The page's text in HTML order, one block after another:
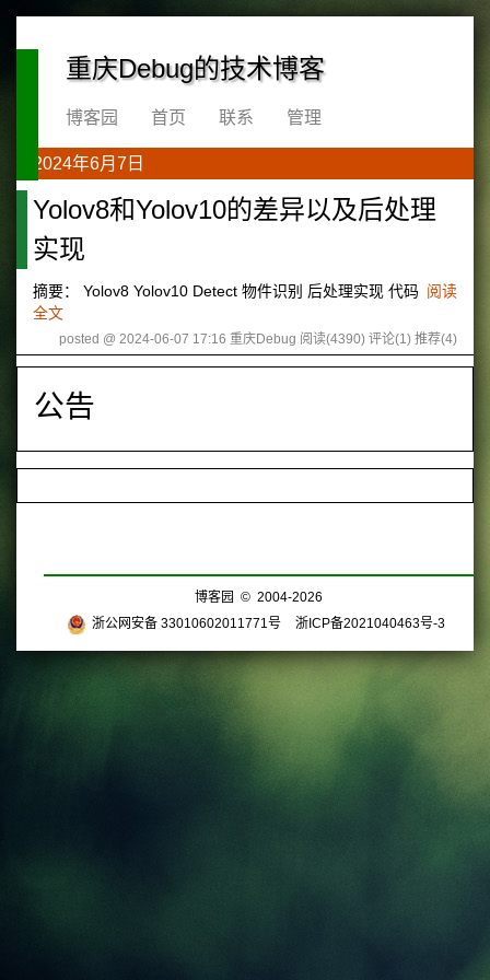
重庆Debug的技术博客
博客园 首页 联系 管理
2024年6月7日
Yolov8和Yolov10的差异以及后处理
实现
摘要： Yolov8 Yolov10 Detect 物件识别 后处理实现 代码 阅读
全文
posted @ 2024-06-07 17:16 重庆Debug 阅读(4390) 评论(1) 推荐(4)
公告
博客园 © 2004-2026
浙公网安备 33010602011771号
浙ICP备2021040463号-3